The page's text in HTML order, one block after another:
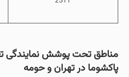
مناطق تحت پوششنمایندگی
پاکشوما در تهران و حومه